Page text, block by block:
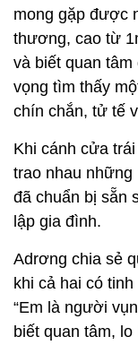
mong gặp được
thương, cao từ
và biết quan
vọng tìm thấy
chín chắn, tử tế
Khi cánh cửa
trao nhau những
đã chuẩn bị sẵn
lập gia đình.
Adrơng chia sẻ
khi cả hai có
“Em là người
biết quan tâm, lo